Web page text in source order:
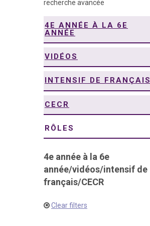
recherche avancée
4E ANNÉE À LA 6E
ANNÉE
VIDÉOS
INTENSIF DE FRANÇAIS
CECR
RÔLES
4e année à la 6e
année/vidéos/intensif de
français/CECR
Clear filters